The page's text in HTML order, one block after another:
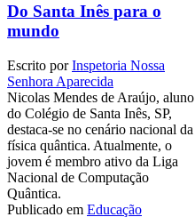
Do Santa Inês para o
mundo
Escrito porInspetoria Nossa
Senhora Aparecida
Nicolas Mendes de Araújo, aluno
do Colégio de Santa Inês, SP,
destaca-se no cenário nacional da
física quântica. Atualmente, o
jovem é membro ativo da Liga
Nacional de Computação
Quântica.
Publicado em Educação